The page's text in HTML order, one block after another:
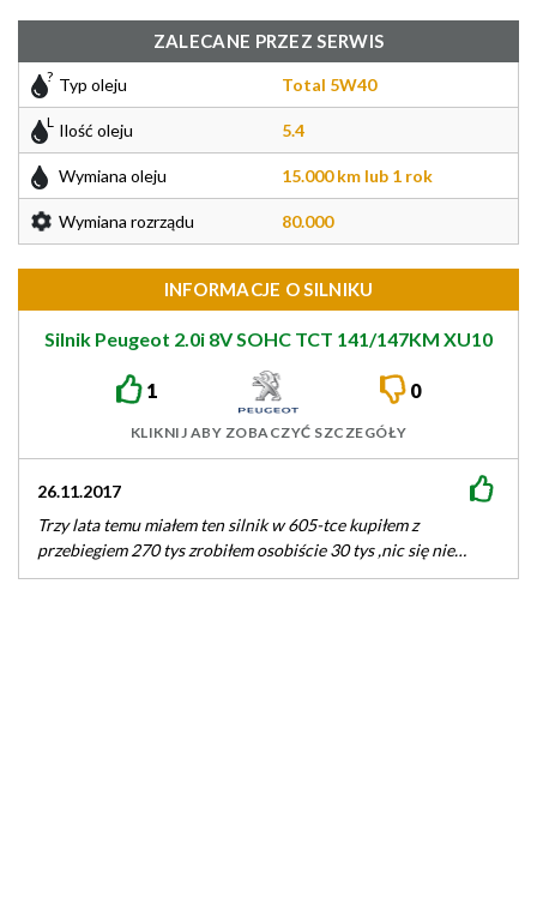
ZALECANE PRZEZ SERWIS
Typ oleju Total 5W40
Ilość oleju 5.4
Wymiana oleju 15.000 km lub 1 rok
Wymiana rozrządu 80.000
INFORMACJE O SILNIKU
Silnik Peugeot 2.0i 8V SOHC TCT 141/147KM XU10
J2TE
1
0
KLIKNIJ ABY ZOBACZYĆ SZCZEGÓŁY
26.11.2017
Trzy lata temu miałem ten silnik w 605-tce kupiłem z
przebiegiem 270 tys zrobiłem osobiście 30 tys ,nic się nie…